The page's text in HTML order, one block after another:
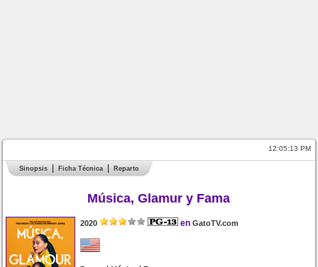
12:05:13 PM
Sinopsis Ficha Técnica Reparto
Música, Glamur y Fama
2020 en GatoTV.com